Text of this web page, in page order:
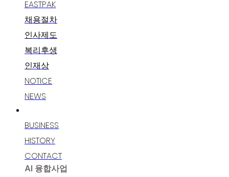
EASTPAK
채용절차
인사제도
복리후생
인재상
NOTICE
NEWS
BUSINESS
HISTORY
CONTACT
AI 융합사업